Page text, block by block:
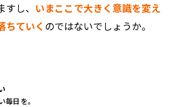
し、 いまここで大きく意識を変え
ちていく のではないでしょうか。
毎日を。